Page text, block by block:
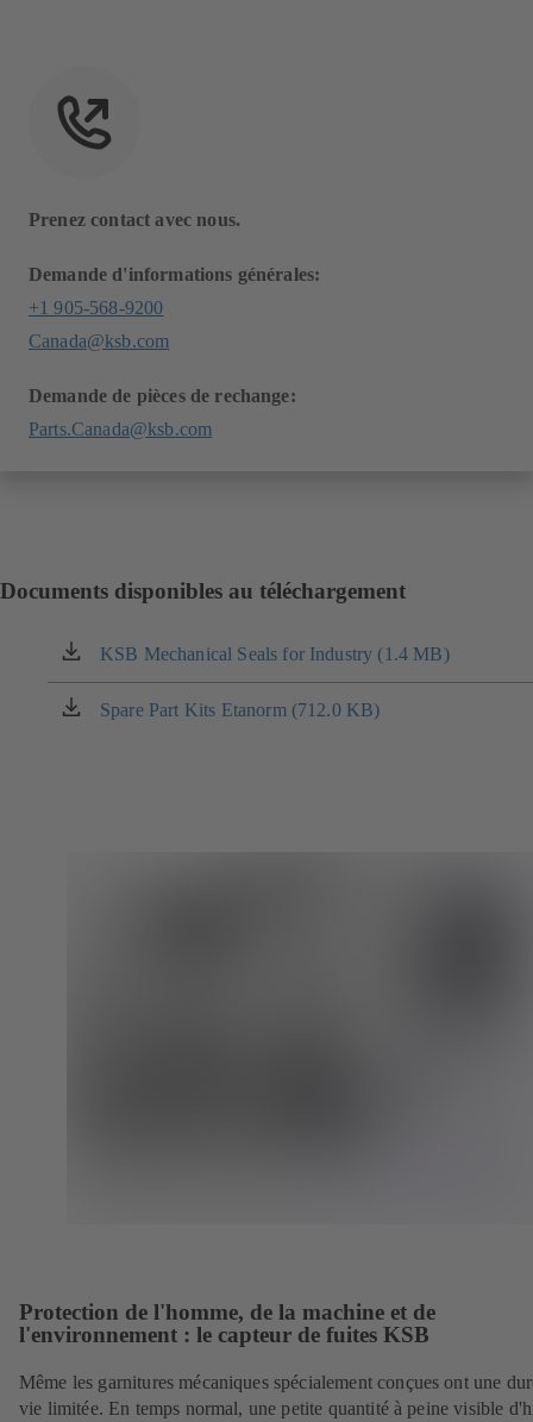
Prenez contact avec nous.
Demande d'informations générales:
+1 905-568-9200
Canada@ksb.com
Demande de pièces de rechange:
Parts.Canada@ksb.com
Documents disponibles au téléchargement
KSB Mechanical Seals for Industry (1.4 MB)
(s'ouvre
dans
un
Spare Part Kits Etanorm (712.0 KB)
(s'ouvre
Protection de l'homme, de la machine et de
l'environnement : le capteur de fuites KSB
Même les garnitures mécaniques spécialement conçues ont une
vie limitée. En temps normal, une petite quantité à peine visible